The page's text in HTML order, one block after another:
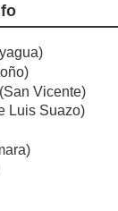
Vicente)
Luis Suazo)